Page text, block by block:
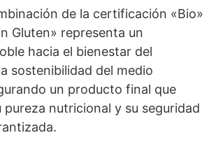
de la certificación «Bio»
Gluten» representa un
hacia el bienestar del
sostenibilidad del medio
un producto final que
pureza nutricional y su seguridad